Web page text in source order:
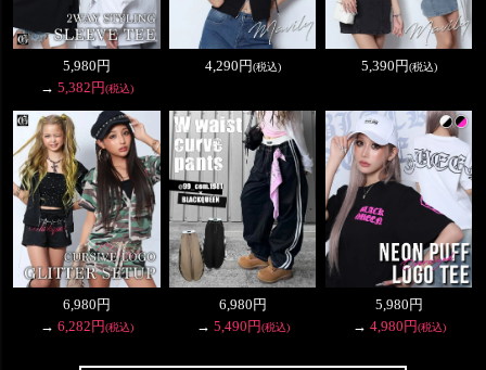
5,980円
→ 5,382円(税込)
4,290円(税込) 5,390円(税込)
6,980円
→ 6,282円(税込)
6,980円
→ 5,490円(税込)
5,980円
→ 4,980円(税込)